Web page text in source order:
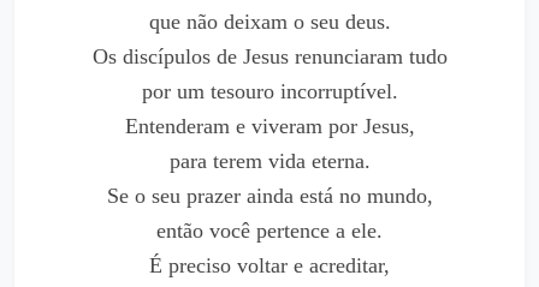
que não deixam o seu deus.
Os discípulos de Jesus renunciaram tudo
por um tesouro incorruptível.
Entenderam e viveram por Jesus,
para terem vida eterna.
Se o seu prazer ainda está no mundo,
então você pertence a ele.
É preciso voltar e acreditar,